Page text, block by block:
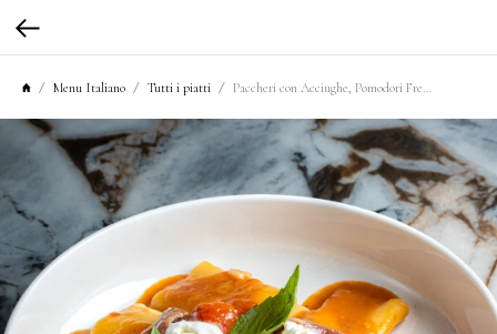
Menu Italiano Tutti i piatti